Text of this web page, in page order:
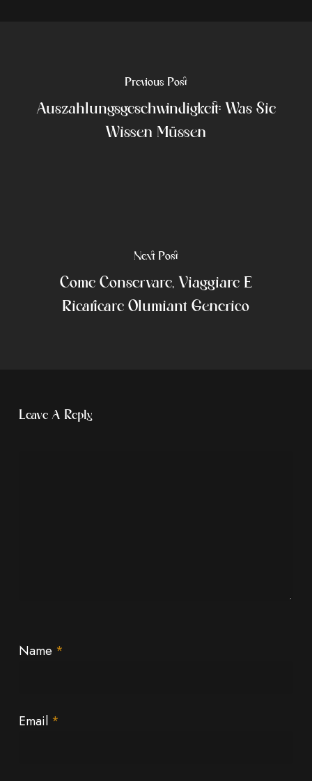
Previous Post
Auszahlungsgeschwindigkeit: Was Sie
Wissen Müssen
Next Post
Come Conservare, Viaggiare E
Ricaricare Olumiant Generico
Leave A Reply
Name *
Email *